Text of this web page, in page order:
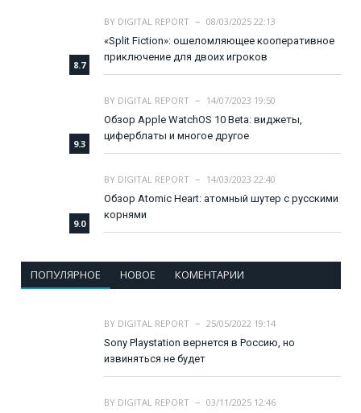
8.7
BY DIGITAL REPORT
08/03/2025 22:13
«Split Fiction»: ошеломляющее кооперативное
приключение для двоих игроков
9.3
BY DIGITAL REPORT
14/07/2023 19:50
Обзор Apple WatchOS 10 Beta: виджеты,
циферблаты и многое другое
9.0
BY DIGITAL REPORT
14/03/2023 22:40
Обзор Atomic Heart: атомный шутер с русскими
корнями
ПОПУЛЯРНОЕ НОВОЕ КОМЕНТАРИИ
BY DIGITAL REPORT
25/05/2022 19:14
Sony Playstation вернется в Россию, но
извиняться не будет
BY DIGITAL REPORT
03/11/2025 12:46